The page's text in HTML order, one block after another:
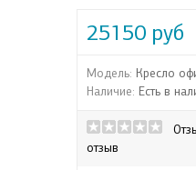
25150 руб
Модель: Кресло
Наличие: Есть в
отзыв